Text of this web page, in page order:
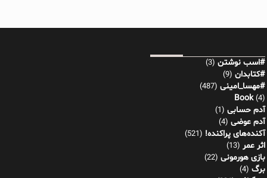
#اسب نوشتن (3)
#کتابدان (9)
#مهسا_امینی (487)
Book(4)
آدم حسابی (1)
آدم عوضی (4)
آکنده‌های پراکنده! (521)
اثر عمر (13)
بازی هورمونی (22)
برگ (4)